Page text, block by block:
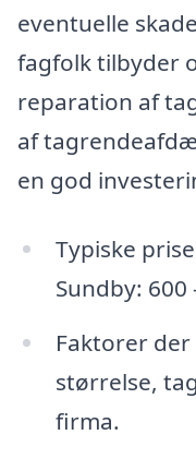
eventuelle
fagfolk tilbyder
reparation af
af
en god
Typiske
Sundby: 600
Faktorer
størrelse,
firma.